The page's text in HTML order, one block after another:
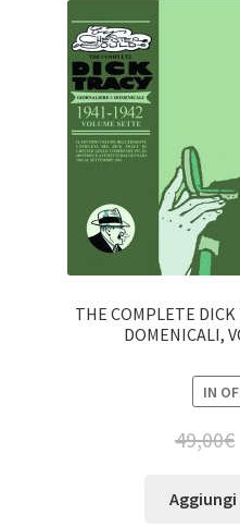
THE COMPLETE DICK
DOMENICALI,
IN
49,00€